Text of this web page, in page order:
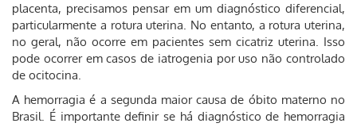
placenta, precisamos pensar em um diagnóstico diferencial,
particularmente a rotura uterina. No entanto, a rotura uterina,
no geral, não ocorre em pacientes sem cicatriz uterina. Isso
pode ocorrer em casos de iatrogenia por uso não controlado
de ocitocina.
A hemorragia é a segunda maior causa de óbito materno no
Brasil. É importante definir se há diagnóstico de hemorragia